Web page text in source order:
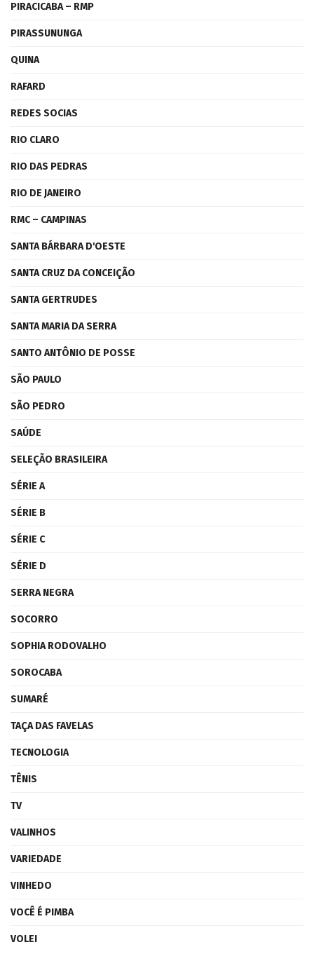
PIRACICABA – RMP
PIRASSUNUNGA
QUINA
RAFARD
REDES SOCIAS
RIO CLARO
RIO DAS PEDRAS
RIO DE JANEIRO
RMC – CAMPINAS
SANTA BÁRBARA D'OESTE
SANTA CRUZ DA CONCEIÇÃO
SANTA GERTRUDES
SANTA MARIA DA SERRA
SANTO ANTÔNIO DE POSSE
SÃO PAULO
SÃO PEDRO
SAÚDE
SELEÇÃO BRASILEIRA
SÉRIE A
SÉRIE B
SÉRIE C
SÉRIE D
SERRA NEGRA
SOCORRO
SOPHIA RODOVALHO
SOROCABA
SUMARÉ
TAÇA DAS FAVELAS
TECNOLOGIA
TÊNIS
TV
VALINHOS
VARIEDADE
VINHEDO
VOCÊ É PIMBA
VOLEI